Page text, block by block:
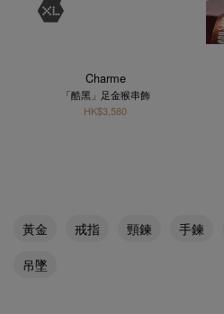
Charme
「酷黑」足金猴串飾
HK$3,580
黃金 戒指 頸鍊 手鍊
吊墜